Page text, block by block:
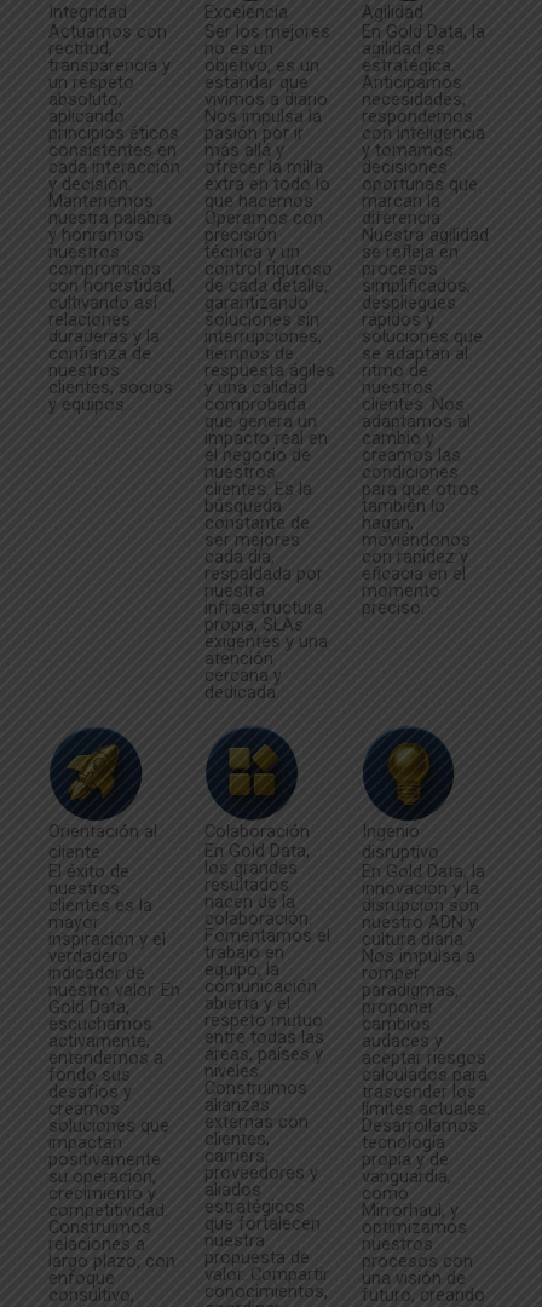
Integridad
Actuamos con
rectitud,
transparencia y
un respeto
absoluto,
aplicando
principios éticos
consistentes en
cada interacción
y decisión.
Mantenemos
nuestra palabra
y honramos
nuestros
compromisos
con honestidad,
cultivando así
relaciones
duraderas y la
confianza de
nuestros
clientes, socios
y equipos.
Excelencia
Ser los mejores
no es un
objetivo, es un
estándar que
vivimos a diario
Nos impulsa la
pasión por ir
más allá y
ofrecer la milla
extra en todo lo
que hacemos.
Operamos con
precisión
técnica y un
control riguroso
de cada detalle,
garantizando
soluciones sin
interrupciones,
tiempos de
respuesta ágiles
y una calidad
comprobada
que genera un
impacto real en
el negocio de
nuestros
clientes. Es la
búsqueda
constante de
ser mejores
cada día,
respaldada por
nuestra
infraestructura
propia, SLAs
exigentes y una
atención
cercana y
dedicada.
Agilidad
En Gold Data, la
agilidad es
estratégica.
Anticipamos
necesidades,
respondemos
con inteligencia
y tomamos
decisiones
oportunas que
marcan la
diferencia.
Nuestra agilidad
se refleja en
procesos
simplificados,
despliegues
rápidos y
soluciones que
se adaptan al
ritmo de
nuestros
clientes. Nos
adaptamos al
cambio y
creamos las
condiciones
para que otros
también lo
hagan,
moviéndonos
con rapidez y
eficacia en el
momento
preciso.
Orientación al
cliente
El éxito de
nuestros
clientes es la
mayor
inspiración y el
verdadero
indicador de
nuestro valor. En
Gold Data,
escuchamos
activamente,
entendemos a
fondo sus
desafíos y
creamos
soluciones que
impactan
positivamente
su operación,
crecimiento y
competitividad.
Construimos
relaciones a
largo plazo, con
enfoque
consultivo,
Colaboración
En Gold Data,
los grandes
resultados
nacen de la
colaboración.
Fomentamos el
trabajo en
equipo, la
comunicación
abierta y el
respeto mutuo
entre todas las
áreas, países y
niveles.
Construimos
alianzas
externas con
clientes,
carriers,
proveedores y
aliados
estratégicos
que fortalecen
nuestra
propuesta de
valor. Compartir
conocimientos,
Ingenio
disruptivo
En Gold Data, la
innovación y la
disrupción son
nuestro ADN y
cultura diaria.
Nos impulsa a
romper
paradigmas,
proponer
cambios
audaces y
aceptar riesgos
calculados para
trascender los
límites actuales.
Desarrollamos
tecnología
propia y de
vanguardia,
como
Mirrorhaul, y
optimizamos
nuestros
procesos con
una visión de
futuro, creando